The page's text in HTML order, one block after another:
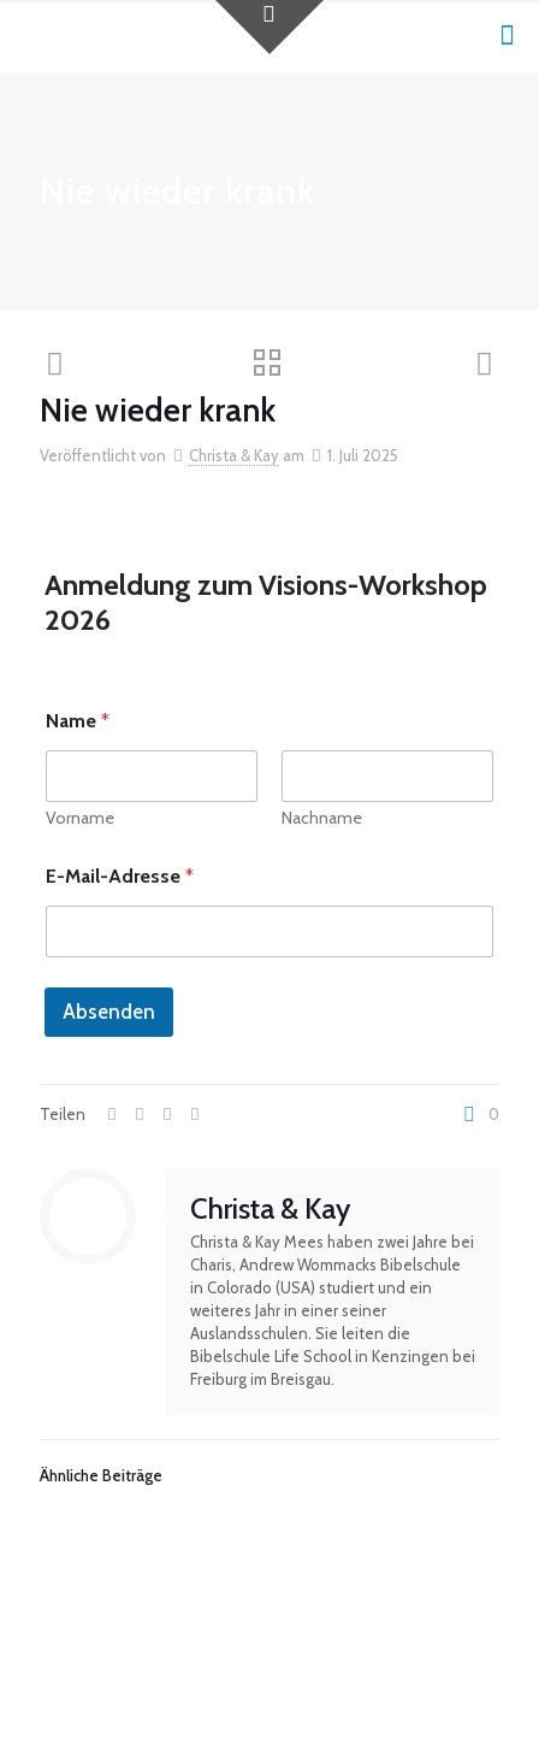
Nie wieder krank
Veröffentlicht von Christa & Kay am 1. Juli 2025
Anmeldung zum Visions-Workshop
2026
Name *
Vorname Nachname
-
M
i
-
d
s
E-Mail-Adresse *
Absenden
Teilen 0
Christa & Kay
Christa & Kay Mees haben zwei Jahre bei
Charis, Andrew Wommacks Bibelschule
in Colorado (USA) studiert und ein
weiteres Jahr in einer seiner
Auslandsschulen. Sie leiten die
Bibelschule Life School in Kenzingen bei
Freiburg im Breisgau.
Ähnliche Beiträge